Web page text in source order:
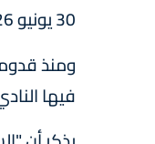
30 يونيو 2026 مع خيار التمديد لعام واحد حتى 30 يونيو 2027".
ومنذ
فيها